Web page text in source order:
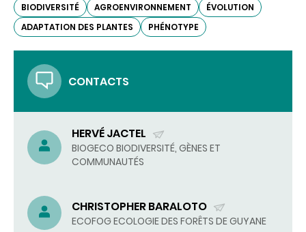
BIODIVERSITÉ AGROENVIRONNEMENT
ÉVOLUTION
ADAPTATION DES PLANTES
PHÉNOTYPE
CONTACTS
HERVÉ JACTEL
(ENVOYER
UN
BIOGECO BIODIVERSITÉ, GÈNES ET
COMMUNAUTÉS
CHRISTOPHER BARALOTO
(ENVOYER
ECOFOG ECOLOGIE DES FORÊTS DE GUYANE